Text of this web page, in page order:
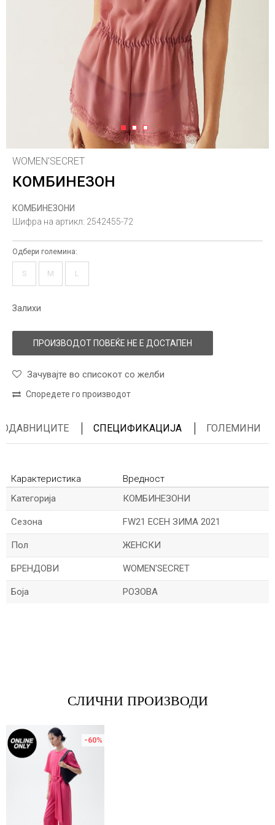
1 2 3
WOMEN'SECRET
КОМБИНЕЗОН
КОМБИНЕЗОНИ
Шифра на артикл: 2542455-72
Одбери големина:
S M L
Залихи
ПРОИЗВОДОТ ПОВЕЌЕ НЕ Е ДОСТАПЕН
Зачувајте во списокот со желби
Споредете го производот
СПЕЦИФИКАЦИЈА ГОЛЕМИНИ
Карактеристика
Вредност
Kатегорија
КОМБИНЕЗОНИ
Сезона FW21 ЕСЕН ЗИМА 2021
Пол ЖЕНСКИ
БРЕНДОВИ WOMEN'SECRET
Боја РОЗОВА
Порака
СЛИЧНИ ПРОИЗВОДИ
-60%